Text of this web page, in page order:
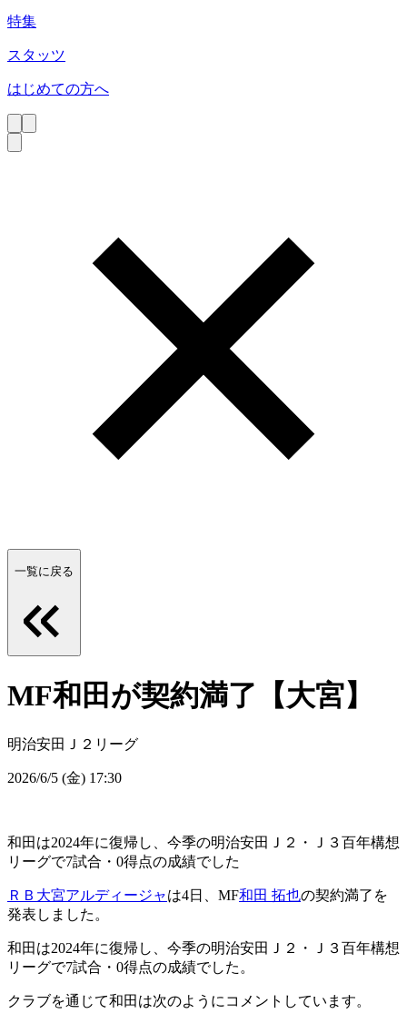
特集
スタッツ
はじめての方へ
一覧に戻る
MF和田が契約満了【大宮】
明治安田Ｊ２リーグ
2026/6/5 (金) 17:30
和田は2024年に復帰し、今季の明治安田Ｊ２・Ｊ３百年構想
リーグで7試合・0得点の成績でした
ＲＢ大宮アルディージャは4日、MF和田 拓也の契約満了を
発表しました。
和田は2024年に復帰し、今季の明治安田Ｊ２・Ｊ３百年構想
リーグで7試合・0得点の成績でした。
クラブを通じて和田は次のようにコメントしています。